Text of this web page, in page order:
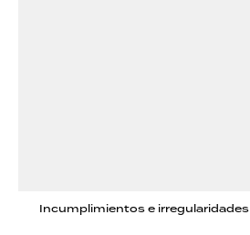
Incumplimientos e irregularidades